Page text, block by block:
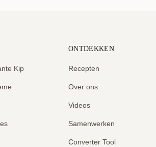
Kip
ONTDEKKEN
Recepten
Over ons
Videos
Samenwerken
Converter Tool